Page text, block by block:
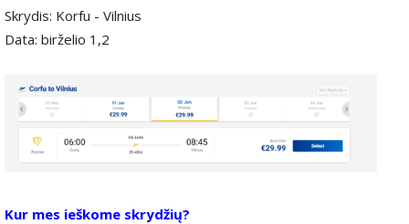
Skrydis: Korfu - Vilnius
Data: birželio 1,2
Kur mes ieškome skrydžių?